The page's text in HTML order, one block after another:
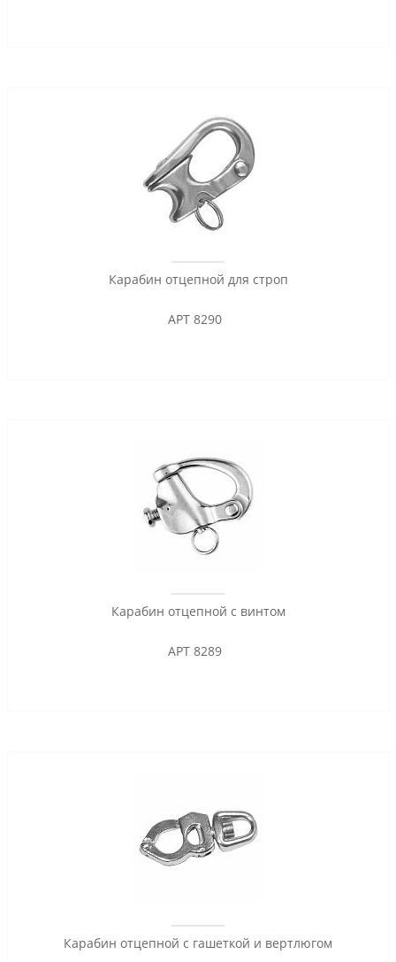
Карабин отцепной для строп
АРТ 8290
Карабин отцепной с винтом
АРТ 8289
Карабин отцепной с гашеткой и вертлюгом